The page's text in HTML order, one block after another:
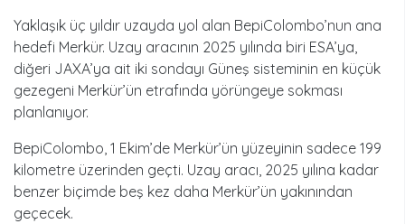
Yaklaşık üç yıldır uzayda yol alan BepiColombo’nun ana
hedefi Merkür. Uzay aracının 2025 yılında biri ESA’ya,
diğeri JAXA’ya ait iki sondayı Güneş sisteminin en küçük
gezegeni Merkür’ün etrafında yörüngeye sokması
planlanıyor.
BepiColombo, 1 Ekim’de Merkür’ün yüzeyinin sadece 199
kilometre üzerinden geçti. Uzay aracı, 2025 yılına kadar
benzer biçimde beş kez daha Merkür’ün yakınından
geçecek.